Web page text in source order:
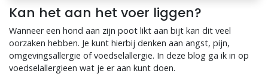
Kan het aan het voer liggen?
Wanneer een hond aan zijn poot likt aan bijt kan dit veel
oorzaken hebben. Je kunt hierbij denken aan angst, pijn,
omgevingsallergie of voedselallergie. In deze blog ga ik in op
voedselallergieen wat je er aan kunt doen.